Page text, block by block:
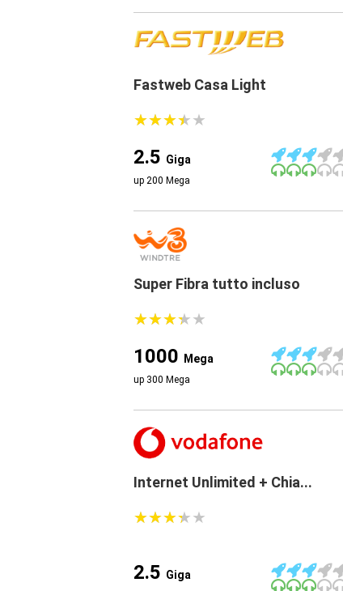
Fastweb Casa Light
★★★★★
★★★★★
2.5 Giga
up 200 Mega
Super Fibra tutto incluso
★★★★★
★★★★★
1000 Mega
up 300 Mega
Internet Unlimited + Chia...
★★★★★
★★★★★
2.5 Giga